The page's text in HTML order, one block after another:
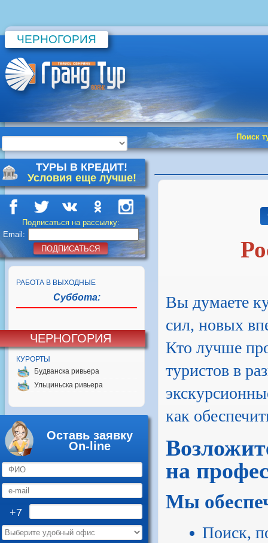
ЧЕРНОГОРИЯ
Поиск
ТУРЫ В КРЕДИТ!
Условия еще лучше!
Подписаться на рассылку:
Email:
ПОДПИСАТЬСЯ
РАБОТА В ВЫХОДНЫЕ
Суббота:
ЧЕРНОГОРИЯ
КУРОРТЫ
Будванска ривьера
Ульциньска ривьера
Оставь заявку
On-line
+7
Вы думаете
сил, новых
Кто лучше
туристов в
как
на
Мы
Поиск,